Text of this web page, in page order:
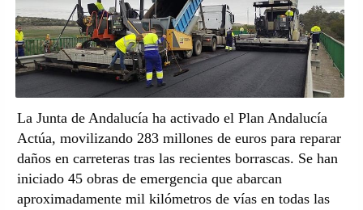
La Junta de Andalucía ha activado el Plan Andalucía
Actúa, movilizando 283 millones de euros para reparar
daños en carreteras tras las recientes borrascas. Se han
iniciado 45 obras de emergencia que abarcan
aproximadamente mil kilómetros de vías en todas las